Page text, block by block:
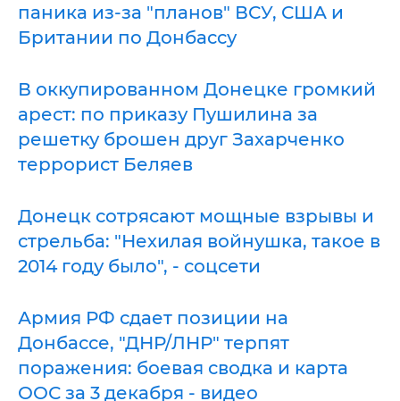
паника из-за "планов" ВСУ, США и
Британии по Донбассу
В оккупированном Донецке громкий
арест: по приказу Пушилина за
решетку брошен друг Захарченко
террорист Беляев
Донецк сотрясают мощные взрывы и
стрельба: "Нехилая войнушка, такое в
2014 году было", - соцсети
Армия РФ сдает позиции на
Донбассе, "ДНР/ЛНР" терпят
поражения: боевая сводка и карта
ООС за 3 декабря - видео